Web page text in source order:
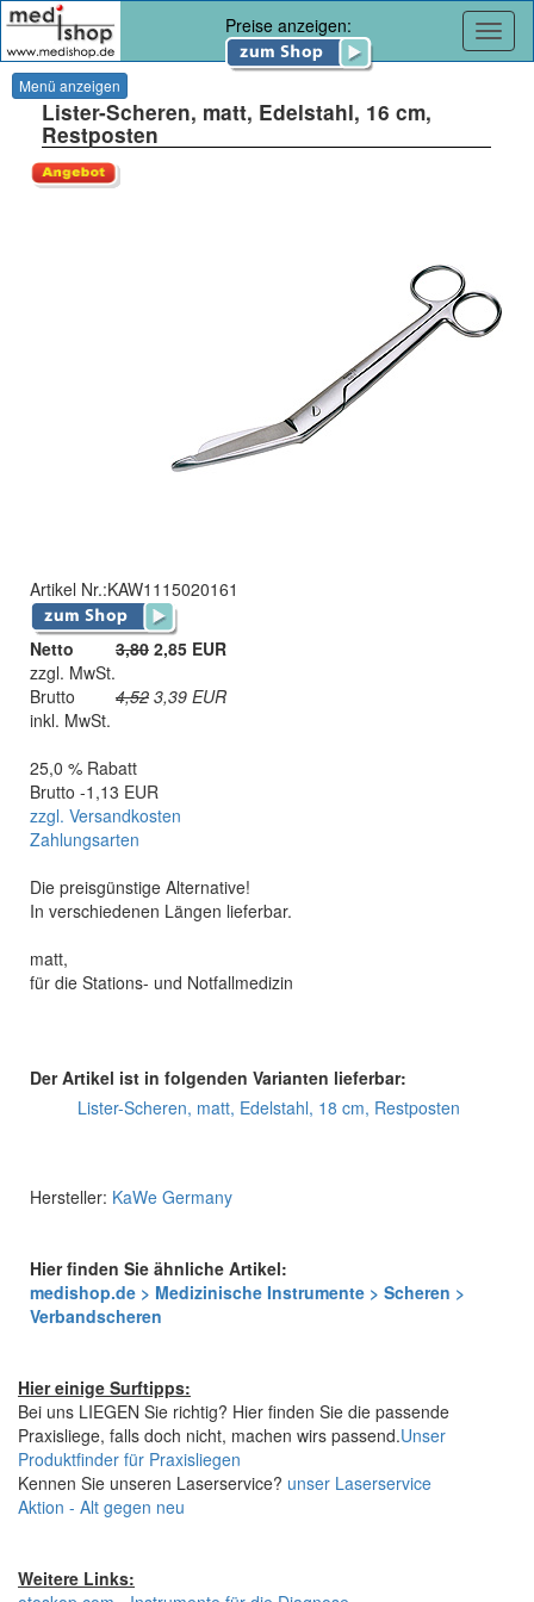
Preise anzeigen:
Menü anzeigen
Lister-Scheren, matt, Edelstahl, 16 cm,
Restposten
Artikel Nr.:KAW1115020161
Netto 3,80 2,85 EUR
zzgl. MwSt.
Brutto
4,52 3,39 EUR
inkl. MwSt.
25,0 % Rabatt
Brutto -1,13 EUR
zzgl. Versandkosten
Zahlungsarten
Die preisgünstige Alternative!
In verschiedenen Längen lieferbar.
matt,
für die Stations- und Notfallmedizin
Der Artikel ist in folgenden Varianten lieferbar:
Lister-Scheren, matt, Edelstahl, 18 cm, Restposten
Hersteller: KaWe Germany
Hier finden Sie ähnliche Artikel:
medishop.de > Medizinische Instrumente > Scheren >
Verbandscheren
Hier einige Surftipps:
Bei uns LIEGEN Sie richtig? Hier finden Sie die passende
Praxisliege, falls doch nicht, machen wirs passend.Unser
Produktfinder für Praxisliegen
Kennen Sie unseren Laserservice? unser Laserservice
Aktion - Alt gegen neu
Weitere Links: